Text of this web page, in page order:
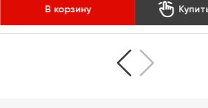
В корзину 